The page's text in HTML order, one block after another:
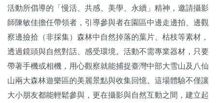
活動所倡導的「慢活、共感、美學、永續」精神，邀請攝影
師陳敏佳擔任帶領者，引導參與者在園區中邊走邊拍、邊觀
察邊撿拾（非採集）森林中自然掉落的葉片、枯枝等素材，
透過鏡頭與自然對話、感受環境。活動不需專業器材，只要
帶著手機或相機，用心觀察就能捕捉臺灣中部大雪山及八仙
山兩大森林遊樂區的美麗景點與收集回憶。這場體驗不僅讓
大小朋友都能輕鬆參與，更在攝影與自然互動之間，建立起